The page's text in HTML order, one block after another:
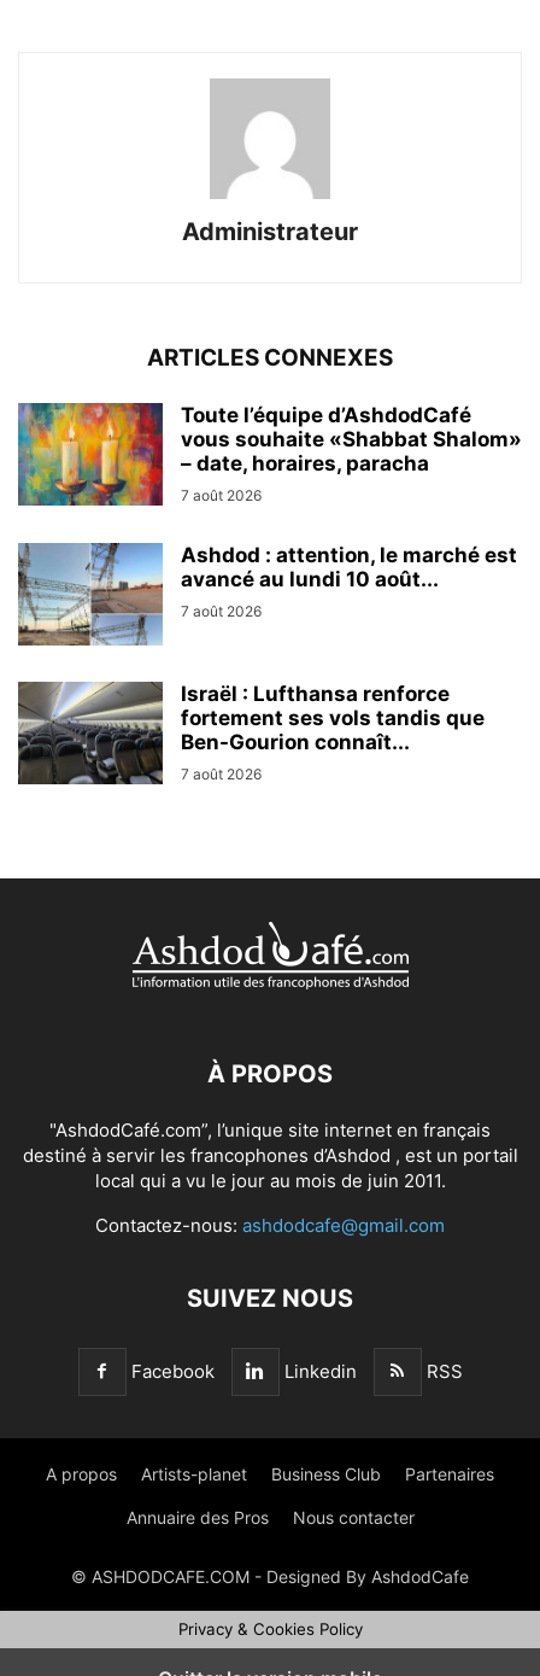
Administrateur
ARTICLES CONNEXES
Toute l’équipe d’AshdodCafé
vous souhaite «Shabbat Shalom»
– date, horaires, paracha
7 août 2026
Ashdod : attention, le marché est
avancé au lundi 10 août...
7 août 2026
Israël : Lufthansa renforce
fortement ses vols tandis que
Ben-Gourion connaît...
7 août 2026
À PROPOS
"AshdodCafé.com”, l’unique site internet en français
destiné à servir les francophones d’Ashdod , est un portail
local qui a vu le jour au mois de juin 2011.
Contactez-nous: ashdodcafe@gmail.com
SUIVEZ NOUS
Facebook Linkedin RSS
A propos Artists-planet Business Club Partenaires
Annuaire des Pros Nous contacter
© ASHDODCAFE.COM - Designed By AshdodCafe
Privacy & Cookies Policy